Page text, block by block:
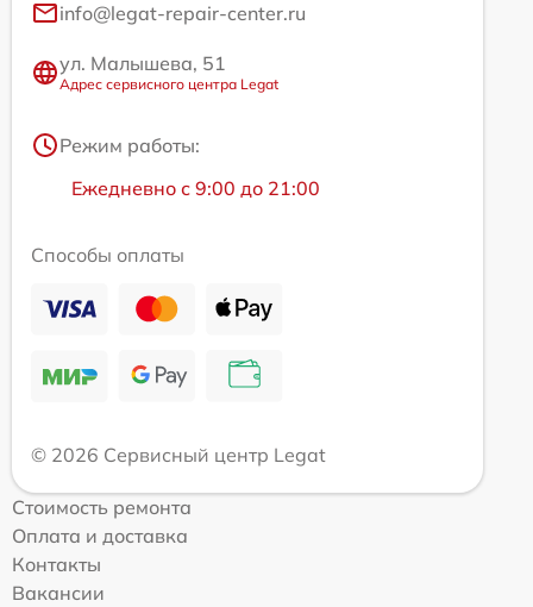
info@legat-repair-center.ru
ул. Малышева, 51
Адрес сервисного центра Legat
Режим работы:
Ежедневно с 9:00 до 21:00
Способы оплаты
© 2026 Сервисный центр Legat
Стоимость ремонта
Оплата и доставка
Контакты
Вакансии